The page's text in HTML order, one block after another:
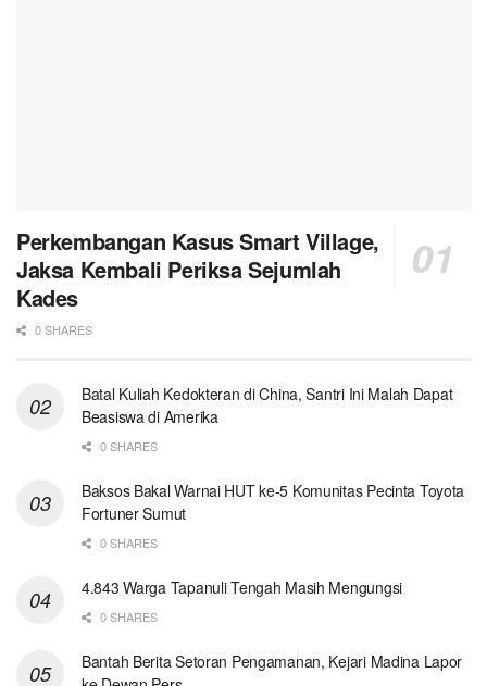
Perkembangan Kasus Smart Village,
Jaksa Kembali Periksa Sejumlah
Kades
0 SHARES
Batal Kuliah Kedokteran di China, Santri Ini Malah Dapat
Beasiswa di Amerika
0 SHARES
Baksos Bakal Warnai HUT ke-5 Komunitas Pecinta Toyota
Fortuner Sumut
0 SHARES
4.843 Warga Tapanuli Tengah Masih Mengungsi
0 SHARES
Bantah Berita Setoran Pengamanan, Kejari Madina Lapor